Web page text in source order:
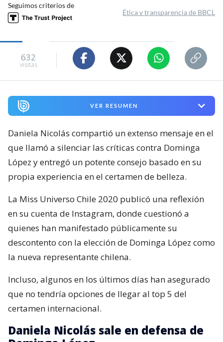
Seguimos criterios de
Ética y transparencia de BBCL
632
visitas
VER RESUMEN
Daniela Nicolás compartió un extenso mensaje en el
que llamó a silenciar las críticas contra Dominga
López y entregó un potente consejo basado en su
propia experiencia en el certamen de belleza.
La Miss Universo Chile 2020 publicó una reflexión
en su cuenta de Instagram, donde cuestionó a
quienes han manifestado públicamente su
descontento con la elección de Dominga López como
la nueva representante chilena.
Incluso, algunos en los últimos días han asegurado
que no tendría opciones de llegar al top 5 del
certamen internacional.
Daniela Nicolás sale en defensa de